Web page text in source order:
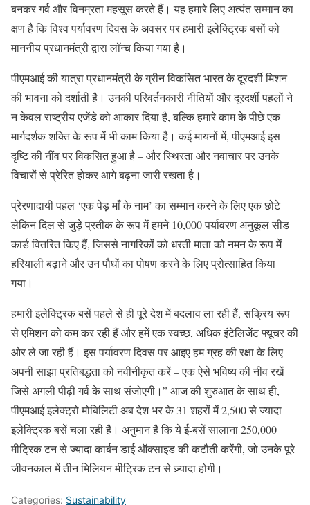
बनकर गर्व और विनम्रता महसूस करते हैं। यह हमारे लिए अत्यंत सम्मान का
क्षण है कि विश्व पर्यावरण दिवस के अवसर पर हमारी इलेक्ट्रिक बसों को
माननीय प्रधानमंत्री द्वारा लॉन्च किया गया है।
पीएमआई की यात्रा प्रधानमंत्री के ग्रीन विकसित भारत के दूरदर्शी मिशन
की भावना को दर्शाती है। उनकी परिवर्तनकारी नीतियों और दूरदर्शी पहलों ने
न केवल राष्ट्रीय एजेंडे को आकार दिया है, बल्कि हमारे काम के पीछे एक
मार्गदर्शक शक्ति के रूप में भी काम किया है। कई मायनों में, पीएमआई इस
दृष्टि की नींव पर विकसित हुआ है – और स्थिरता और नवाचार पर उनके
विचारों से प्रेरित होकर आगे बढ़ना जारी रखता है।
प्रेरणादायी पहल ‘एक पेड़ माँ के नाम’ का सम्मान करने के लिए एक छोटे
लेकिन दिल से जुड़े प्रतीक के रूप में हमने 10,000 पर्यावरण अनुकूल सीड
कार्ड वितरित किए हैं, जिससे नागरिकों को धरती माता को नमन के रूप में
हरियाली बढ़ाने और उन पौधों का पोषण करने के लिए प्रोत्साहित किया
गया।
हमारी इलेक्ट्रिक बसें पहले से ही पूरे देश में बदलाव ला रही हैं, सक्रिय रूप
से एमिशन को कम कर रही हैं और हमें एक स्वच्छ, अधिक इंटेलिजेंट फ्यूचर की
ओर ले जा रही हैं। इस पर्यावरण दिवस पर आइए हम ग्रह की रक्षा के लिए
अपनी साझा प्रतिबद्धता को नवीनीकृत करें – एक ऐसे भविष्य की नींव रखें
जिसे अगली पीढ़ी गर्व के साथ संजोएगी।” आज की शुरुआत के साथ ही,
पीएमआई इलेक्ट्रो मोबिलिटी अब देश भर के 31 शहरों में 2,500 से ज्यादा
इलेक्ट्रिक बसें चला रही है। अनुमान है कि ये ई-बसें सालाना 250,000
मीट्रिक टन से ज्यादा कार्बन डाई ऑक्साइड की कटौती करेंगी, जो उनके पूरे
जीवनकाल में तीन मिलियन मीट्रिक टन से ज़्यादा होगी।
Categories: Sustainability